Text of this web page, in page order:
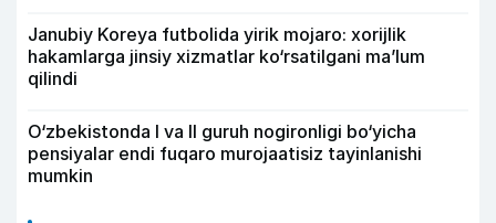
Janubiy Koreya futbolida yirik mojaro: xorijlik
hakamlarga jinsiy xizmatlar ko‘rsatilgani ma’lum
qilindi
O‘zbekistonda I va II guruh nogironligi bo‘yicha
pensiyalar endi fuqaro murojaatisiz tayinlanishi
mumkin